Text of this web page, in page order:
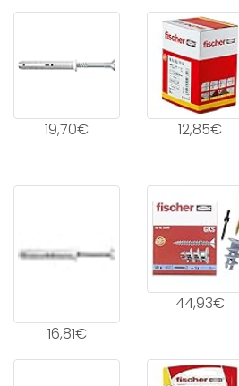
19,70€
12,85€
16,81€
44,93€